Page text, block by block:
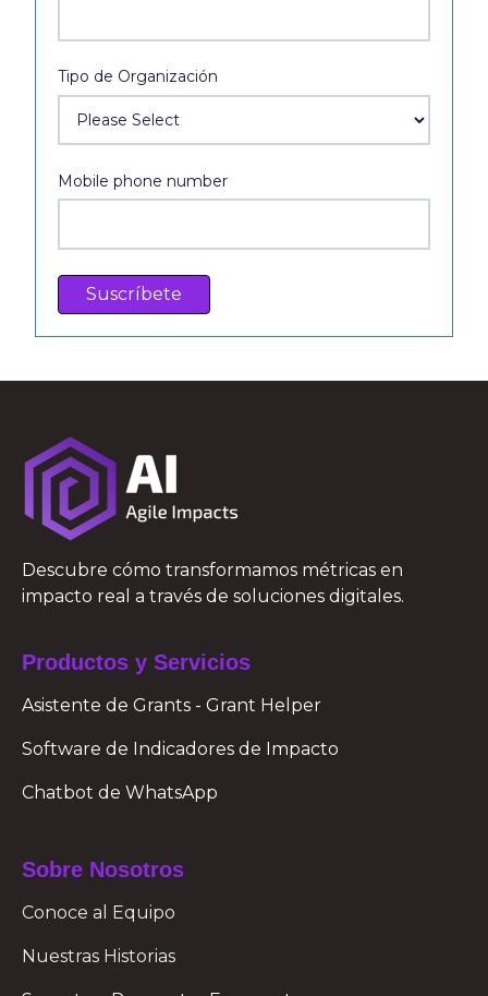
Tipo de Organización
Mobile phone number
Descubre cómo transformamos métricas en
impacto real a través de soluciones digitales.
Productos y Servicios
Asistente de Grants - Grant Helper
Software de Indicadores de Impacto
Chatbot de WhatsApp
Sobre Nosotros
Conoce al Equipo
Nuestras Historias